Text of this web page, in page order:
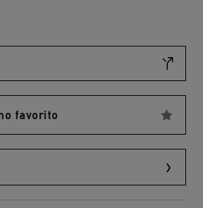
favorito